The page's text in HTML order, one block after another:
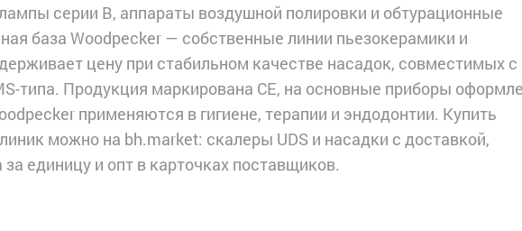
серии B, аппараты воздушной полировки и обтурационные
база Woodpecker — собственные линии пьезокерамики и
цену при стабильном качестве насадок, совместимых с
типа. Продукция маркирована CE, на основные приборы
применяются в гигиене, терапии и эндодонтии. Купить
можно на bh.market: скалеры UDS и насадки с доставкой,
единицу и опт в карточках поставщиков.